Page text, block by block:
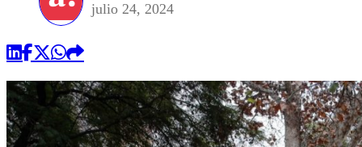
julio 24, 2024